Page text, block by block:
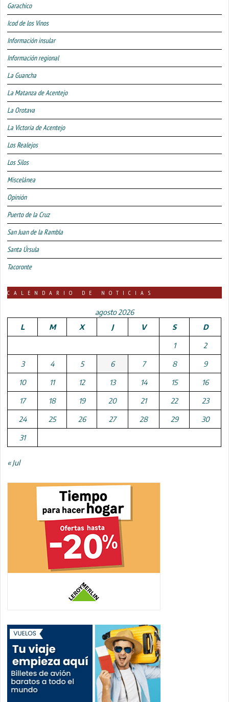
Garachico
Icod de los Vinos
Información insular
Información regional
La Guancha
La Matanza de Acentejo
La Orotava
La Victoria de Acentejo
Los Realejos
Los Silos
Miscelánea
Opinión
Puerto de la Cruz
San Juan de la Rambla
Santa Úrsula
Tacoronte
CALENDARIO DE NOTICIAS
agosto 2026
L
M X J V S D
1 2
3 4 5 6 7 8 9
10 11 12 13 14 15 16
17 18 19 20 21 22 23
24 25 26 27 28 29 30
31
« Jul